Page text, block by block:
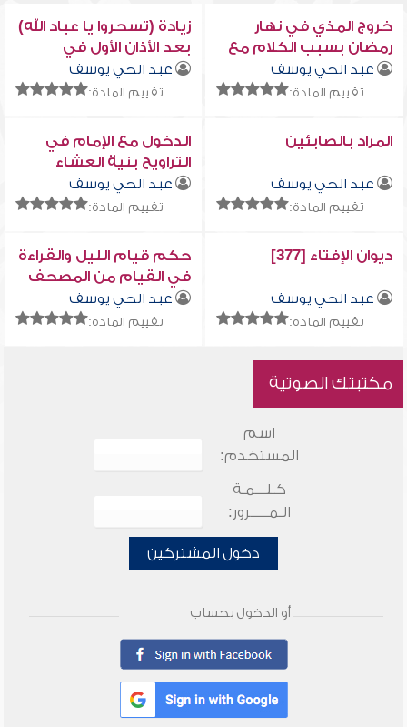
خروج المذي في نهار
رمضان بسبب الكلام مع
الزوجةعبد الحي يوسف
تقييم المادة:
زيادة (تسحروا يا عباد الله)
بعد الأذان الأول في
رمضانعبد الحي يوسف
تقييم المادة:
المراد بالصابئين
عبد الحي يوسف
تقييم المادة:
الدخول مع الإمام في
التراويح بنية العشاء
عبد الحي يوسف
تقييم المادة:
ديوان الإفتاء [377]
عبد الحي يوسف
تقييم المادة:
حكم قيام الليل والقراءة
في القيام من المصحف
عبد الحي يوسف
تقييم المادة:
مكتبتك الصوتية
اسم
المستخدم:
كـلـــمـة
الـمـــــرور:
دخول المشتركين
أو الدخول بحساب